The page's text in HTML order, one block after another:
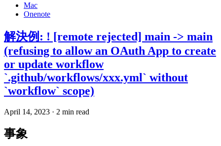
Mac
Onenote
解決例: ! [remote rejected] main -> main
(refusing to allow an OAuth App to create
or update workflow
`.github/workflows/xxx.yml` without
`workflow` scope)
April 14, 2023 · 2 min read
事象